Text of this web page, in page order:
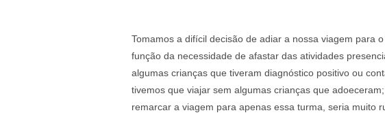
Tomamos a difícil decisão de adiar a nossa viagem para
função da necessidade de afastar das atividades
algumas crianças que tiveram diagnóstico positivo ou
tivemos que viajar sem algumas crianças que
remarcar a viagem para apenas essa turma, seria muito